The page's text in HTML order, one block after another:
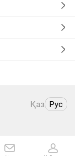
Қаз Рус